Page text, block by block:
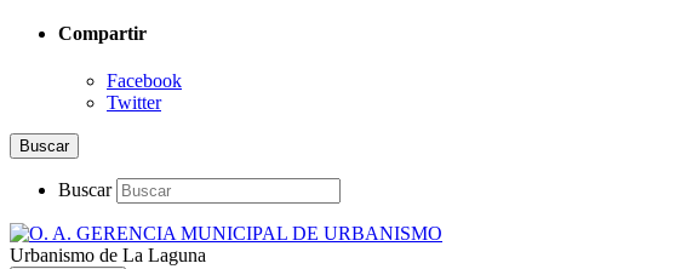
Compartir
Facebook
Twitter
Buscar
Buscar
Urbanismo de La Laguna